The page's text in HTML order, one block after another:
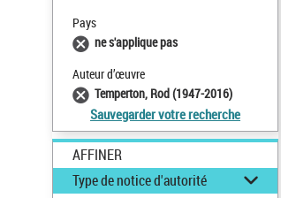
Pays
ne s'applique pas
Auteur d’œuvre
Temperton, Rod (1947-2016)
Sauvegarder votre recherche
AFFINER
Type de notice d'autorité